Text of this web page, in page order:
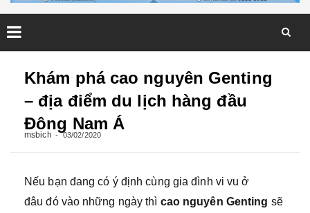
Khám phá cao nguyên Genting
– địa điểm du lịch hàng đầu
Đông Nam Á
msbich 03/02/2020
Nếu bạn đang có ý định cùng gia đình vi vu ở
đâu đó vào những ngày thì cao nguyên Genting sẽ